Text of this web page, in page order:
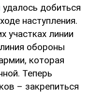
удалось добиться
наступления.
участках линии
обороны
которая
Теперь
– закрепиться